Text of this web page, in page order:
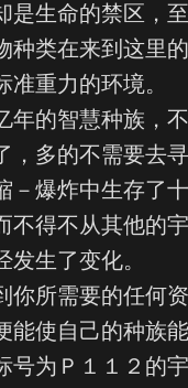
生命的禁区，
种类在来到这里
重力的环境。
年的智慧种族，
，多的不需要去
－爆炸中生存了
不得不从其他的
生了变化。
你所需要的任何
能使自己的种族
号为Ｐ１１２的